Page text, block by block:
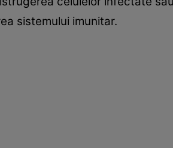
sistemului imunitar.